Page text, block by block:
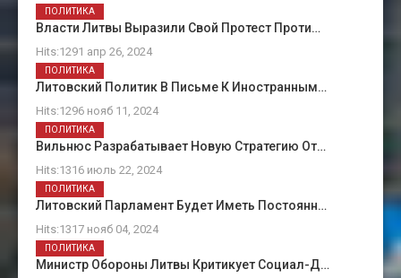
Власти Литвы Выразили Свой Протест Проти…
Hits:1291 апр 26, 2024
ПОЛИТИКА
Литовский Политик В Письме К Иностранным…
Hits:1296 нояб 11, 2024
ПОЛИТИКА
Вильнюс Разрабатывает Новую Стратегию От…
Hits:1316 июль 22, 2024
ПОЛИТИКА
Литовский Парламент Будет Иметь Постоянн…
Hits:1317 нояб 04, 2024
ПОЛИТИКА
Министр Обороны Литвы Критикует Социал-Д…
ПОЛИТИКА